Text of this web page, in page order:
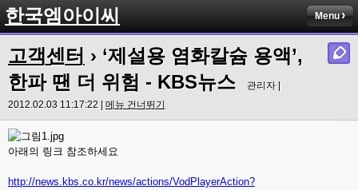
한국엠아이씨 Menu
고객센터 › ‘제설용 염화칼슘 용액’,
한파 땐 더 위험 - KBS뉴스
관리자 |
2012.02.03 11:17:22 | 메뉴 건너뛰기
아래의 링크 참조하세요
http://news.kbs.co.kr/news/actions/VodPlayerAction?